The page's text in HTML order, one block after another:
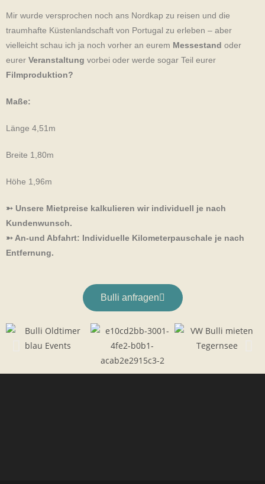
Mir wurde versprochen noch ans Nordkap zu reisen und die
traumhafte Küstenlandschaft von Portugal zu erleben – aber
vielleicht schau ich ja noch vorher an eurem Messestand oder
eurer Veranstaltung vorbei oder werde sogar Teil eurer
Filmproduktion?
Maße:
Länge 4,51m
Breite 1,80m
Höhe 1,96m
➳ Unsere Mietpreise kalkulieren wir individuell je nach
Kundenwunsch.
➳ An-und Abfahrt: Individuelle Kilometerpauschale je nach
Entfernung.
Bulli anfragen